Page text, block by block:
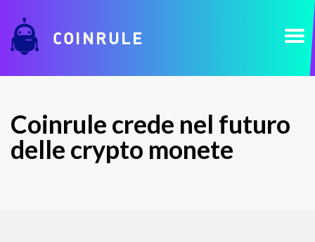
COINRULE
Coinrule crede nel futuro
delle crypto monete